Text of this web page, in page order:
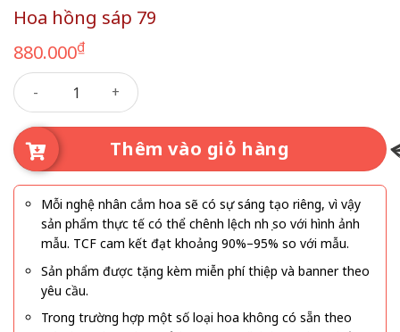
Hoa hồng sáp 79
880.000₫
Hoa hồng sáp 79 số lượng
Thêm vào giỏ hàng
Mỗi nghệ nhân cắm hoa sẽ có sự sáng tạo riêng, vì vậy
sản phẩm thực tế có thể chênh lệch nhẹ so với hình ảnh
mẫu. TCF cam kết đạt khoảng 90%–95% so với mẫu.
Sản phẩm được tặng kèm miễn phí thiệp và banner theo
yêu cầu.
Trong trường hợp một số loại hoa không có sẵn theo